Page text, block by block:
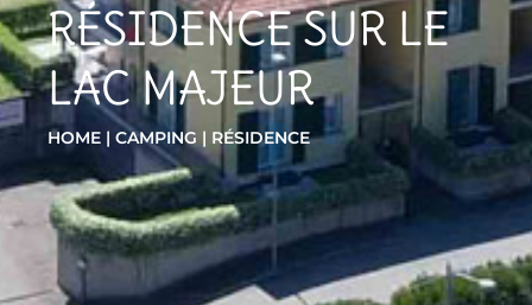
RÉSIDENCE SUR LE
LAC MAJEUR
HOME | CAMPING | RÉSIDENCE